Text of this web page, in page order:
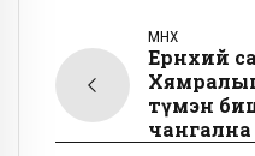
ӨМНӨХ
Ерөнхий
түмэн
чангална